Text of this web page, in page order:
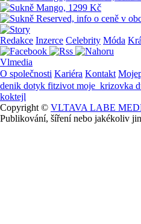
Redakce Inzerce Celebrity Móda
Vlmedia
O společnosti Kariéra Kontakt
denik dotyk fitzivot moje_krizovka
koktejl
Copyright © VLTAVA LABE
Publikování, šíření nebo jakékoliv